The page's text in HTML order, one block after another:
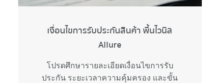
เงื่อนไขการรับประกันสินค้า พื้นไวนิล
Allure
โปรดศึกษารายละเอียดเงื่อนไขการรับ
ประกัน ระยะเวลาความคุ้มครอง และขั้น